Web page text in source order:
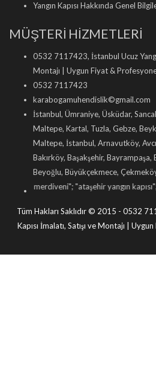
Yangın Kapısı Hakkında Genel
MÜŞTERİ HİZMETLERİ
0532 7117423, İstanbul Ucuz
Montajı | Uygun Fiyat &
0532 7117423
karabogamuhendislik©gmail.com
İstanbul, Ümraniye, Üsküdar,
Maltepe, Kartal, Tuzla, Gebze,
Maltepe, İstanbul, Arnavutköy,
Bakırköy, Başakşehir,
Beyoğlu, Büyükçekmece,
merdiveni"; "ataşehir yangın kapısı"; "
Tüm Hakları Saklıdır © 2015 - 0532
Kapısı İmalatı, Satışı ve Montajı |